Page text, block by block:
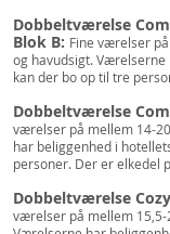
Dobbeltværelse
Blok B: Fine værelser
og havudsigt.
kan der bo op til tre
Dobbeltværelse
værelser på mellem 14-
har beliggenhed i
personer. Der er elkedel
Dobbeltværelse
værelser på mellem